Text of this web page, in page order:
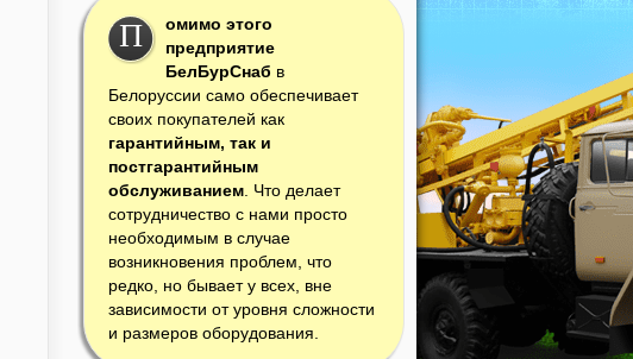
П
омимо этого
предприятие
БелБурСнаб в
Белоруссии само обеспечивает
своих покупателей как
гарантийным, так и
постгарантийным
обслуживанием. Что делает
сотрудничество с нами просто
необходимым в случае
возникновения проблем, что
редко, но бывает у всех, вне
зависимости от уровня сложности
и размеров оборудования.